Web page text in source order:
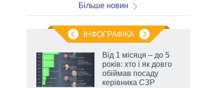
Більше новин
ІНФОГРАФІКА
Від 1 місяця – до 5
років: хто і як довго
обіймав посаду
керівника СЗР